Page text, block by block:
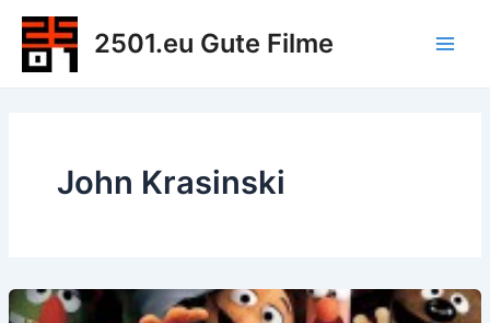
Zum
Inhalt
springen
2501.eu Gute Filme
John Krasinski